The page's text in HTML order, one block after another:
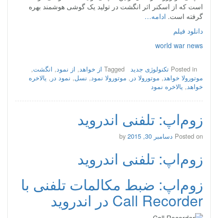
است که از اسکنر اثر انگشت در تولید یک گوشی هوشمند بهره
گرفته است. ادامه…
دانلود فیلم
world war news
Posted in تکنولوژی جدید Tagged از خواهد, از نمود, انگشت,
موتورولا خواهد, موتورولا در , موتورولا نمود, نسل, نمود در , یالاخره
خواهد, یالاخره نمود
زوم‌اپ: تلفنی اندروید
Posted on دسامبر 30, 2015
زوم‌اپ: تلفنی اندروید
زوم‌اپ: ضبط مکالمات تلفنی با
Call Recorder در اندروید